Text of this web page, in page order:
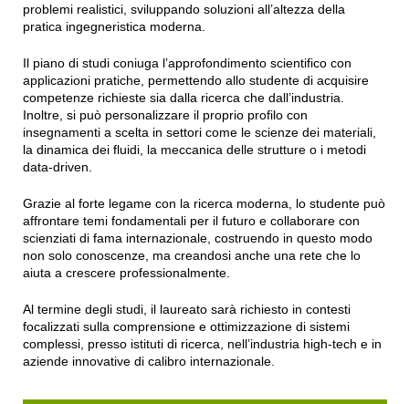
problemi realistici, sviluppando soluzioni all’altezza della
pratica ingegneristica moderna.
Il piano di studi coniuga l’approfondimento scientifico con
applicazioni pratiche, permettendo allo studente di acquisire
competenze richieste sia dalla ricerca che dall’industria.
Inoltre, si può personalizzare il proprio profilo con
insegnamenti a scelta in settori come le scienze dei materiali,
la dinamica dei fluidi, la meccanica delle strutture o i metodi
data-driven.
Grazie al forte legame con la ricerca moderna, lo studente può
affrontare temi fondamentali per il futuro e collaborare con
scienziati di fama internazionale, costruendo in questo modo
non solo conoscenze, ma creandosi anche una rete che lo
aiuta a crescere professionalmente.
Al termine degli studi, il laureato sarà richiesto in contesti
focalizzati sulla comprensione e ottimizzazione di sistemi
complessi, presso istituti di ricerca, nell’industria high-tech e in
aziende innovative di calibro internazionale.